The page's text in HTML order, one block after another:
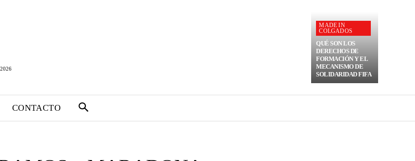
MADE IN
COLGADOS
QUÉ SON LOS
DERECHOS DE
FORMACIÓN Y EL
MECANISMO DE
SOLIDARIDAD FIFA
CONTACTO